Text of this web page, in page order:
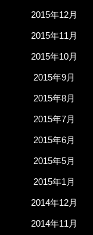
2015年12月
2015年11月
2015年10月
2015年9月
2015年8月
2015年7月
2015年6月
2015年5月
2015年1月
2014年12月
2014年11月